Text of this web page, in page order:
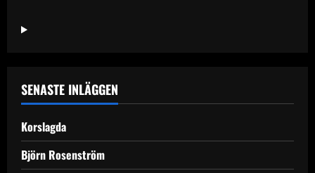
SENASTE INLÄGGEN
Korslagda
Björn Rosenström